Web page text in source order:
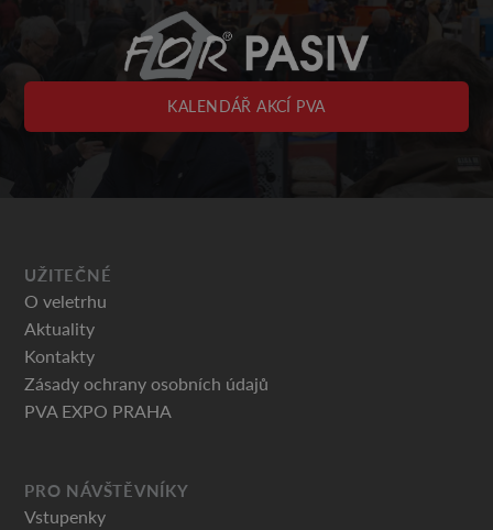
KALENDÁŘ AKCÍ PVA
UŽITEČNÉ
O veletrhu
Aktuality
Kontakty
Zásady ochrany osobních údajů
PVA EXPO PRAHA
PRO NÁVŠTĚVNÍKY
Vstupenky